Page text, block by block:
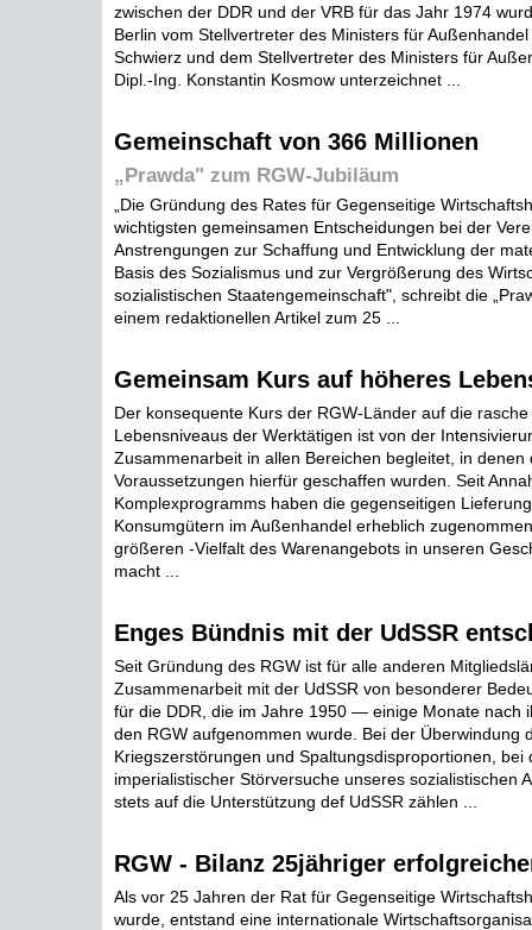
zwischen der DDR und der VRB für das Jahr 1974
Berlin vom Stellvertreter des Ministers für
Schwierz und dem Stellvertreter des Ministers für
Dipl.-Ing. Konstantin Kosmow unterzeichnet ...
Gemeinschaft von 366 Millionen
„Prawda" zum RGW-Jubiläum
„Die Gründung des Rates für Gegenseitige
wichtigsten gemeinsamen Entscheidungen bei der
Anstrengungen zur Schaffung und Entwicklung der
Basis des Sozialismus und zur Vergrößerung des
sozialistischen Staatengemeinschaft", schreibt die
einem redaktionellen Artikel zum 25 ...
Gemeinsam Kurs auf höheres
Der konsequente Kurs der RGW-Länder auf die
Lebensniveaus der Werktätigen ist von der
Zusammenarbeit in allen Bereichen begleitet, in denen
Voraussetzungen hierfür geschaffen wurden. Seit
Komplexprogramms haben die gegenseitigen
Konsumgütern im Außenhandel erheblich
größeren -Vielfalt des Warenangebots in unseren
macht ...
Enges Bündnis mit der UdSSR
Seit Gründung des RGW ist für alle anderen
Zusammenarbeit mit der UdSSR von besonderer
für die DDR, die im Jahre 1950 — einige Monate nach
den RGW aufgenommen wurde. Bei der Überwindung
Kriegszerstörungen und Spaltungsdisproportionen, bei
imperialistischer Störversuche unseres sozialistischen
stets auf die Unterstützung def UdSSR zählen ...
RGW - Bilanz 25jähriger
Als vor 25 Jahren der Rat für Gegenseitige
wurde, entstand eine internationale